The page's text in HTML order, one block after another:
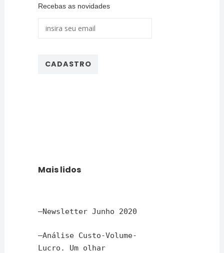
Recebas as novidades
Mais lidos
–Newsletter Junho 2020
–Análise Custo-Volume-
Lucro. Um olhar